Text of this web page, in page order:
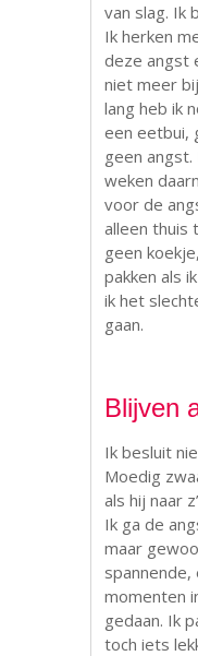
van slag. Ik
Ik herken
deze angst
niet meer
lang heb ik
een eetbui,
geen angst.
weken
voor de
alleen thuis
geen
pakken als
ik het
gaan.
Blijven
Ik besluit
Moedig
als hij naar
Ik ga de
maar
momenten
gedaan. Ik
toch iets